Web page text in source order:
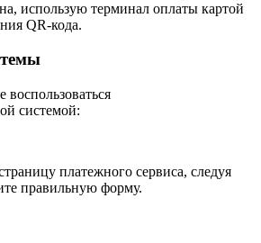
использую терминал оплаты картой
QR-кода.
системой:
платежного сервиса, следуя
правильную форму.